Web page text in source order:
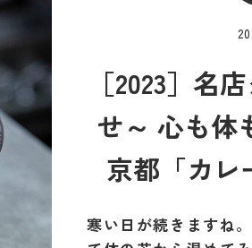
［2023］名
せ～ 心も体
京都「カレ
寒い日が続きますね